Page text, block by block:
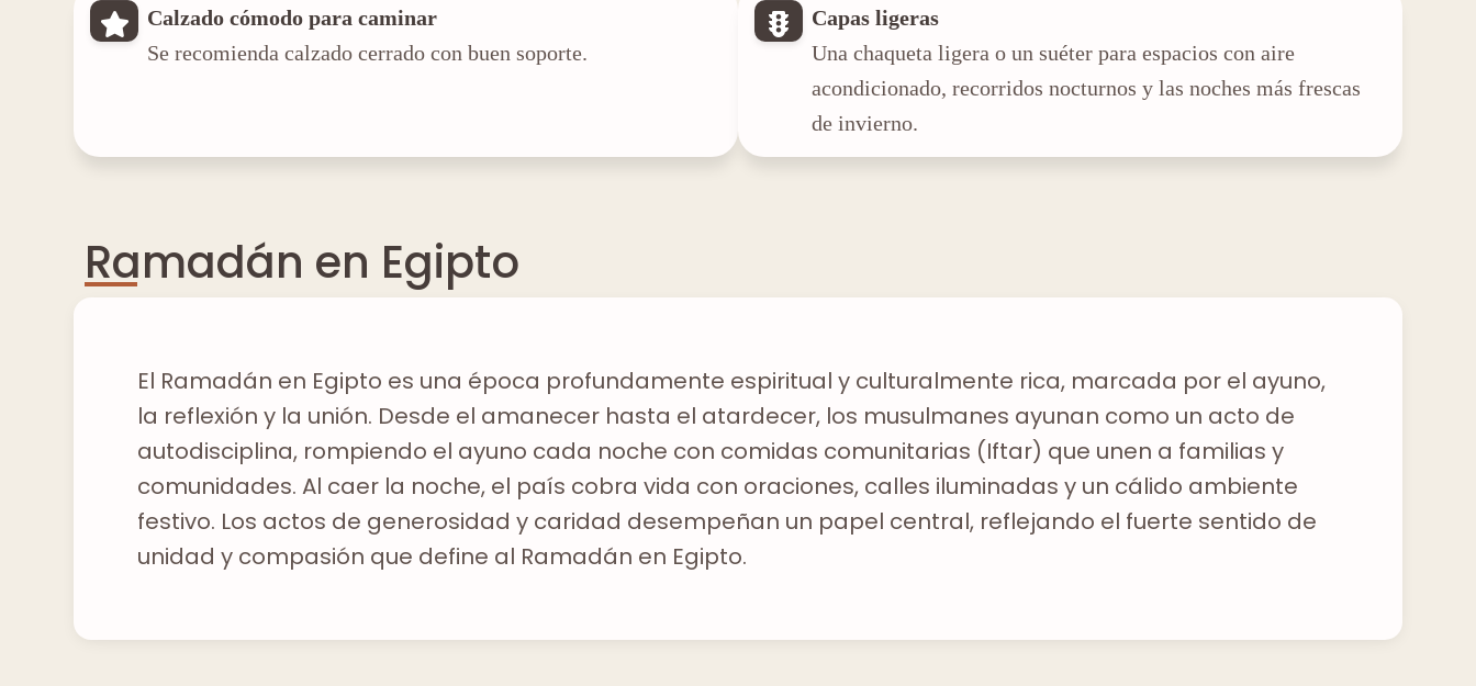
Calzado cómodo para caminar
Se recomienda calzado cerrado con buen soporte.
Capas ligeras
Una chaqueta ligera o un suéter para espacios con aire
acondicionado, recorridos nocturnos y las noches más frescas
de invierno.
Ramadán en Egipto
El Ramadán en Egipto es una época profundamente espiritual y culturalmente rica, marcada por el ayuno,
la reflexión y la unión. Desde el amanecer hasta el atardecer, los musulmanes ayunan como un acto de
autodisciplina, rompiendo el ayuno cada noche con comidas comunitarias (Iftar) que unen a familias y
comunidades. Al caer la noche, el país cobra vida con oraciones, calles iluminadas y un cálido ambiente
festivo. Los actos de generosidad y caridad desempeñan un papel central, reflejando el fuerte sentido de
unidad y compasión que define al Ramadán en Egipto.